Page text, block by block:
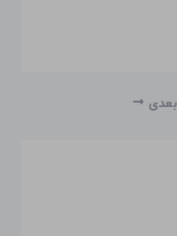
بعدی